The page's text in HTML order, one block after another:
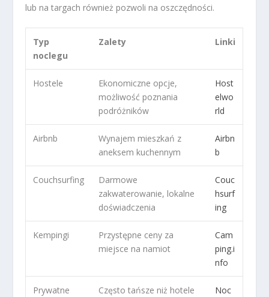
lub na targach również pozwoli na oszczędności.
Typ
noclegu
Zalety Linki
Hostele
Ekonomiczne opcje,
możliwość poznania
podróżników
Host
elwo
rld
Airbnb
Wynajem mieszkań z
aneksem kuchennym
Airbn
b
Couchsurfing
Darmowe
zakwaterowanie, lokalne
doświadczenia
Couc
hsurf
ing
Kempingi
Przystępne ceny za
miejsce na namiot
Cam
ping.i
nfo
Prywatne
Często tańsze niż hotele
Noc